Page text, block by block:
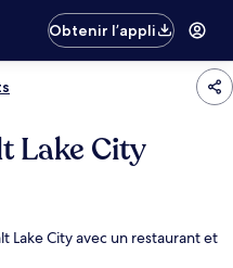
Obtenir l’appli
Lake City
Lake City avec un restaurant et